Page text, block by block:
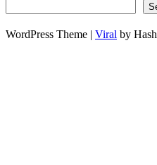
WordPress Theme | Viral by